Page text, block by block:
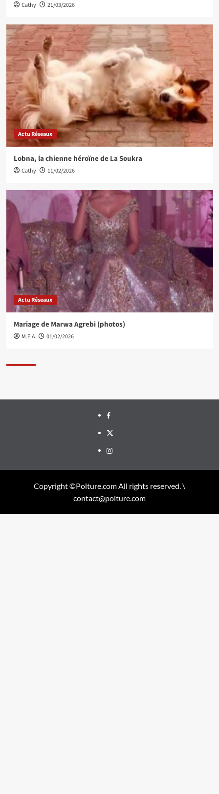
Cathy 21/03/2026
Actu Réseaux
Lobna, la chienne héroïne de La Soukra
Cathy 11/02/2026
Actu Réseaux
Mariage de Marwa Agrebi (photos)
M.E.A 01/02/2026
Facebook
Twitter
Instagram
Copyright ©Polture.com All rights reserved. \
contact@polture.com